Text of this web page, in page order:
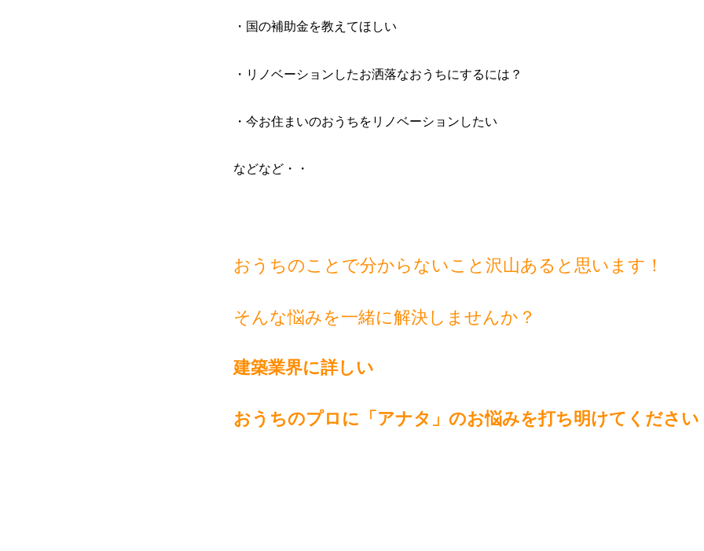
・国の補助金を教えてほしい
・リノベーションしたお洒落なおうちにするには？
・今お住まいのおうちをリノベーションしたい
などなど・・
おうちのことで分からないこと沢山あると思います！
そんな悩みを一緒に解決しませんか？
建築業界に詳しい
おうちのプロに「アナタ」のお悩みを打ち明けてください